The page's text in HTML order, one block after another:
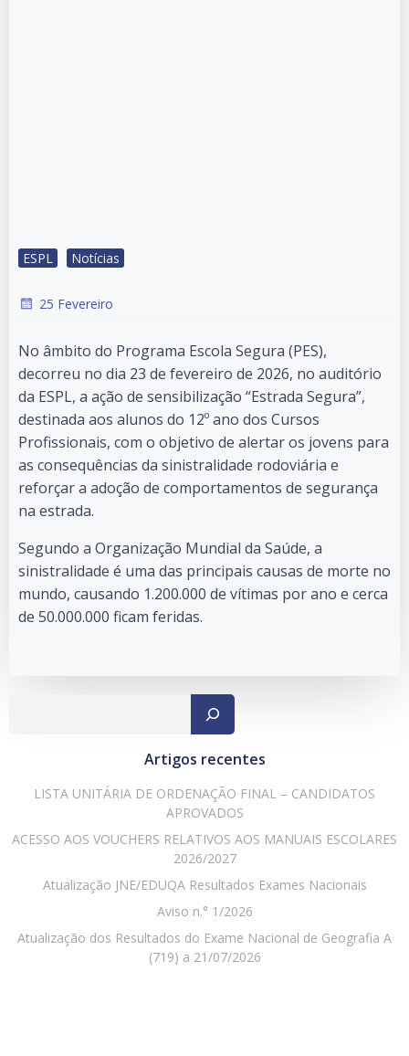
ESPL Notícias
25 Fevereiro
No âmbito do Programa Escola Segura (PES),
decorreu no dia 23 de fevereiro de 2026, no auditório
da ESPL, a ação de sensibilização “Estrada Segura”,
destinada aos alunos do 12º ano dos Cursos
Profissionais, com o objetivo de alertar os jovens para
as consequências da sinistralidade rodoviária e
reforçar a adoção de comportamentos de segurança
na estrada.
Segundo a Organização Mundial da Saúde, a
sinistralidade é uma das principais causas de morte no
mundo, causando 1.200.000 de vítimas por ano e cerca
de 50.000.000 ficam feridas.
Artigos recentes
LISTA UNITÁRIA DE ORDENAÇÃO FINAL – CANDIDATOS
APROVADOS
ACESSO AOS VOUCHERS RELATIVOS AOS MANUAIS ESCOLARES
2026/2027
Atualização JNE/EDUQA Resultados Exames Nacionais
Aviso n.° 1/2026
Atualização dos Resultados do Exame Nacional de Geografia A
(719) a 21/07/2026